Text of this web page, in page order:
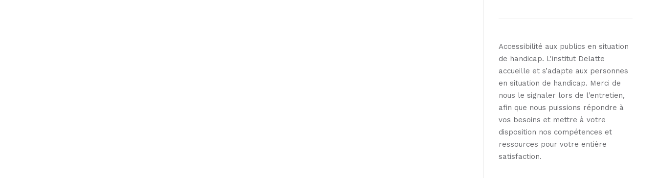
Accessibilité aux publics en situation
de handicap. L'institut Delatte
accueille et s’adapte aux personnes
en situation de handicap. Merci de
nous le signaler lors de l’entretien,
afin que nous puissions répondre à
vos besoins et mettre à votre
disposition nos compétences et
ressources pour votre entière
satisfaction.